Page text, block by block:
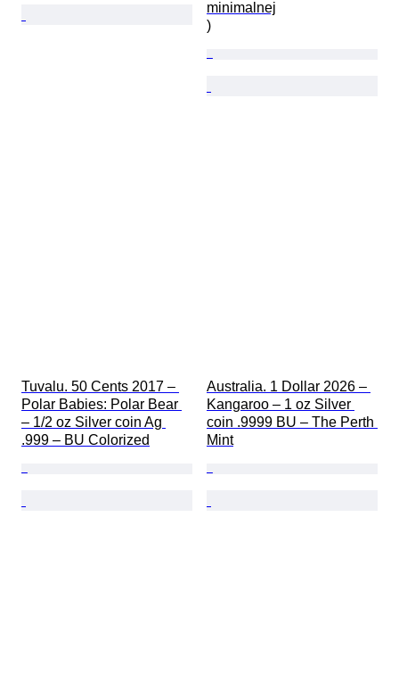
minimalnej
)
Tuvalu. 50 Cents 2017 –
Polar Babies: Polar Bear
– 1/2 oz Silver coin Ag
.999 – BU Colorized
Australia. 1 Dollar 2026 –
Kangaroo – 1 oz Silver
coin .9999 BU – The Perth
Mint